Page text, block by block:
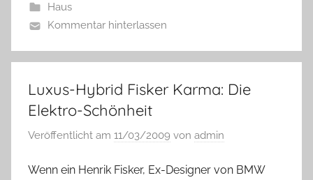
Haus
Kommentar hinterlassen
Luxus-Hybrid Fisker Karma: Die
Elektro-Schönheit
Veröffentlicht am 11/03/2009 von admin
Wenn ein Henrik Fisker, Ex-Designer von BMW